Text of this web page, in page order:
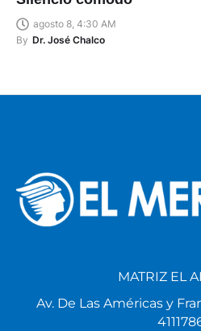
agosto 8, 4:30 AM
By Dr. José Chalco
MATRIZ EL
Av. De Las Américas y